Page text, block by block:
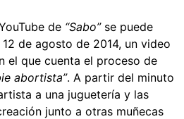
de “Sabo” se puede
de agosto de 2014, un video
el que cuenta el proceso de
abortista”. A partir del minuto
a una juguetería y las
junto a otras muñecas